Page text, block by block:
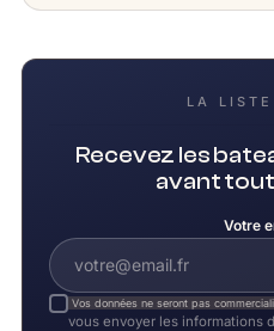
LA LISTE
Recevez les
avant
Votre
Vos données ne seront pas
vous envoyer les informations